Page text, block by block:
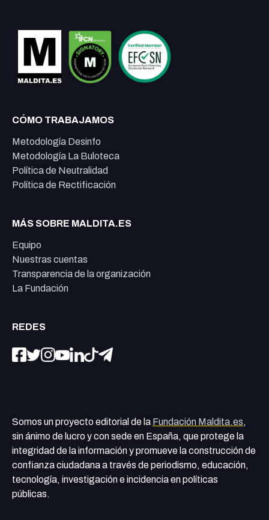
CÓMO TRABAJAMOS
Metodología Desinfo
Metodología La Buloteca
Política de Neutralidad
Política de Rectificación
MÁS SOBRE MALDITA.ES
Equipo
Nuestras cuentas
Transparencia de la organización
La Fundación
REDES
Somos un proyecto editorial de la Fundación Maldita.es,
sin ánimo de lucro y con sede en España, que protege la
integridad de la información y promueve la construcción de
confianza ciudadana a través de periodismo, educación,
tecnología, investigación e incidencia en políticas
públicas.